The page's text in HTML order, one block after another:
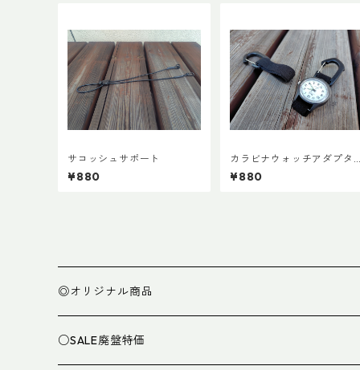
サコッシュサポート
¥880
カラビナウォッチアダプタ
ーLite
¥880
◎オリジナル商品
○SALE廃盤特価